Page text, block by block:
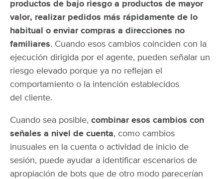
productos de bajo riesgo a productos de mayor
valor, realizar pedidos más rápidamente de lo
habitual o enviar compras a direcciones no
familiares. Cuando esos cambios coinciden con la
ejecución dirigida por el agente, pueden señalar un
riesgo elevado porque ya no reflejan el
comportamiento o la intención establecidos
del cliente.
Cuando sea posible, combinar esos cambios con
señales a nivel de cuenta, como cambios
inusuales en la cuenta o actividad de inicio de
sesión, puede ayudar a identificar escenarios de
apropiación de bots que de otro modo parecerían